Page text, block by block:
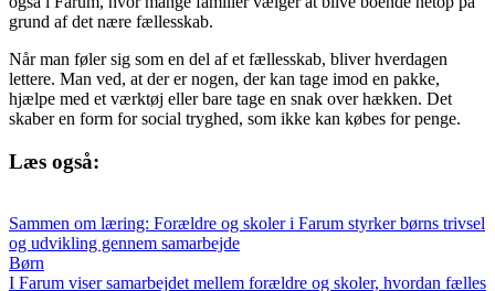
grund af det nære fællesskab.
Når man føler sig som en del af et fællesskab, bliver hverdagen
lettere. Man ved, at der er nogen, der kan tage imod en pakke,
hjælpe med et værktøj eller bare tage en snak over hækken. Det
skaber en form for social tryghed, som ikke kan købes for penge.
Læs også:
Sammen om læring: Forældre og skoler i Farum styrker børns trivsel
og udvikling gennem samarbejde
Børn
I Farum viser samarbejdet mellem forældre og skoler, hvordan fælles